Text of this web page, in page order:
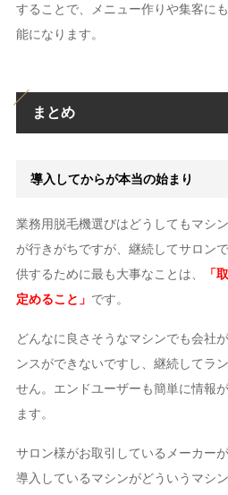
することで、メニュー作りや集客に
能になります。
まとめ
導入してからが本当の始まり
業務用脱毛機選びはどうしてもマシ
が行きがちですが、継続してサロン
供するために最も大事なことは、
「
定めること」 です。
どんなに良さそうなマシンでも会社
ンスができないですし、継続してラ
せん。エンドユーザーも簡単に情報
ます。
サロン様がお取引しているメーカー
導入しているマシンがどういうマシ